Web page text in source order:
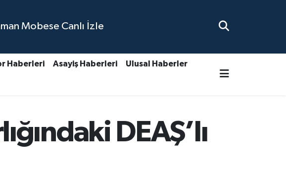
Mobese Canlı İzle
Haberleri Asayiş Haberleri Ulusal Haberler
DEAŞ’lı